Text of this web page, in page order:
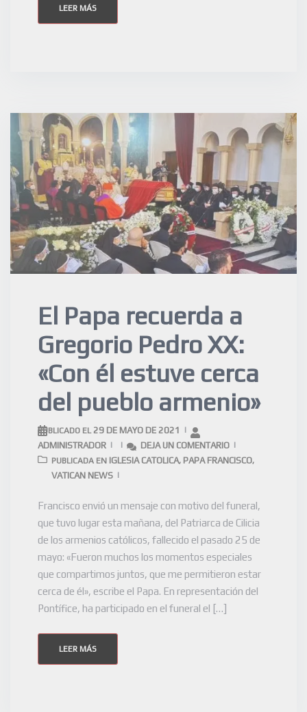
LEER MÁS
El Papa recuerda a
Gregorio Pedro XX:
«Con él estuve cerca
del pueblo armenio»
PUBLICADO EL 29 DE MAYO DE 2021
ADMINISTRADOR
DEJA UN COMENTARIO
PUBLICADA EN IGLESIA CATOLICA, PAPA FRANCISCO,
VATICAN NEWS
Francisco envió un mensaje con motivo del funeral,
que tuvo lugar esta mañana, del Patriarca de Cilicia
de los armenios católicos, fallecido el pasado 25 de
mayo: «Fueron muchos los momentos especiales
que compartimos juntos, que me permitieron estar
cerca de él», escribe el Papa. En representación del
Pontífice, ha participado en el funeral el […]
LEER MÁS